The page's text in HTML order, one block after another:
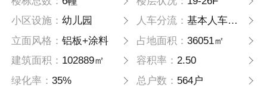
小区设施：幼儿园 人车分流： 基本人车分流（有消防车道）
立面风格：铝板+涂料 占地面积： 36051㎡
建筑面积： 102889㎡ 容积率： 2.50
绿化率：35% 总户数： 564户